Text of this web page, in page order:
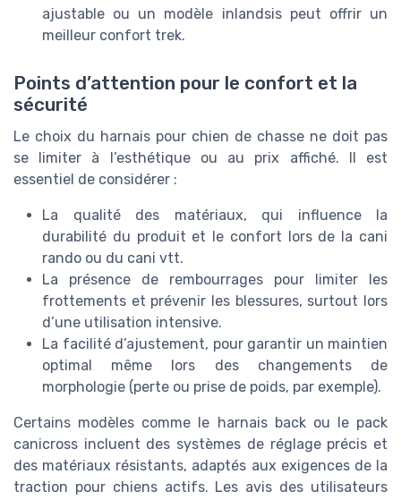
ajustable ou un modèle inlandsis peut offrir un
meilleur confort trek.
Points d’attention pour le confort et la
sécurité
Le choix du harnais pour chien de chasse ne doit pas
se limiter à l’esthétique ou au prix affiché. Il est
essentiel de considérer :
La qualité des matériaux, qui influence la
durabilité du produit et le confort lors de la cani
rando ou du cani vtt.
La présence de rembourrages pour limiter les
frottements et prévenir les blessures, surtout lors
d’une utilisation intensive.
La facilité d’ajustement, pour garantir un maintien
optimal même lors des changements de
morphologie (perte ou prise de poids, par exemple).
Certains modèles comme le harnais back ou le pack
canicross incluent des systèmes de réglage précis et
des matériaux résistants, adaptés aux exigences de la
traction pour chiens actifs. Les avis des utilisateurs